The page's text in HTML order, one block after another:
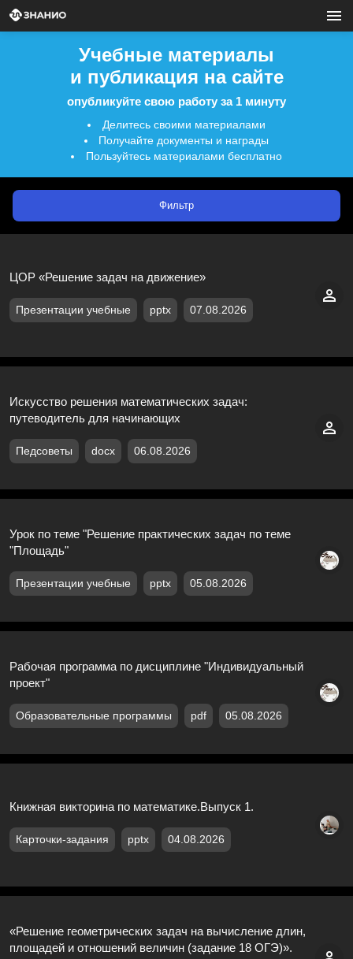
Учебные материалы
и публикация на сайте
опубликуйте свою работу за 1 минуту
Делитесь своими материалами
Получайте документы и награды
Пользуйтесь материалами бесплатно
Фильтр
ЦОР «Решение задач на движение»
Презентации учебные pptx 07.08.2026
Искусство решения математических задач:
путеводитель для начинающих
Педсоветы docx 06.08.2026
Урок по теме "Решение практических задач по теме
"Площадь"
Презентации учебные pptx 05.08.2026
Рабочая программа по дисциплине "Индивидуальный
проект"
Образовательные программы pdf 05.08.2026
Книжная викторина по математике.Выпуск 1.
Карточки-задания pptx 04.08.2026
«Решение геометрических задач на вычисление длин,
площадей и отношений величин (задание 18 ОГЭ)».